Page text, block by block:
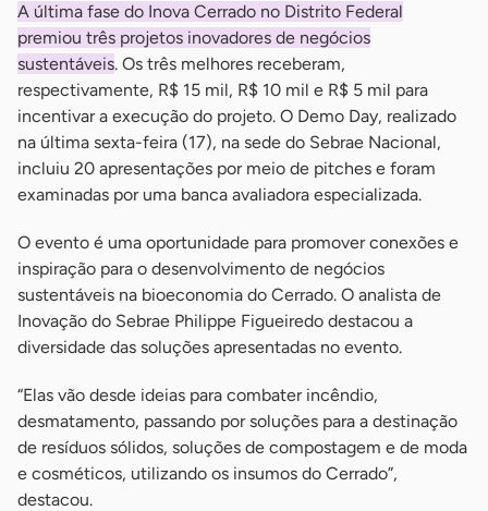
A última fase do Inova Cerrado no Distrito Federal
premiou três projetos inovadores de negócios
sustentáveis. Os três melhores receberam,
respectivamente, R$ 15 mil, R$ 10 mil e R$ 5 mil para
incentivar a execução do projeto. O Demo Day, realizado
na última sexta-feira (17), na sede do Sebrae Nacional,
incluiu 20 apresentações por meio de pitches e foram
examinadas por uma banca avaliadora especializada.
O evento é uma oportunidade para promover conexões e
inspiração para o desenvolvimento de negócios
sustentáveis na bioeconomia do Cerrado. O analista de
Inovação do Sebrae Philippe Figueiredo destacou a
diversidade das soluções apresentadas no evento.
“Elas vão desde ideias para combater incêndio,
desmatamento, passando por soluções para a destinação
de resíduos sólidos, soluções de compostagem e de moda
e cosméticos, utilizando os insumos do Cerrado”,
destacou.